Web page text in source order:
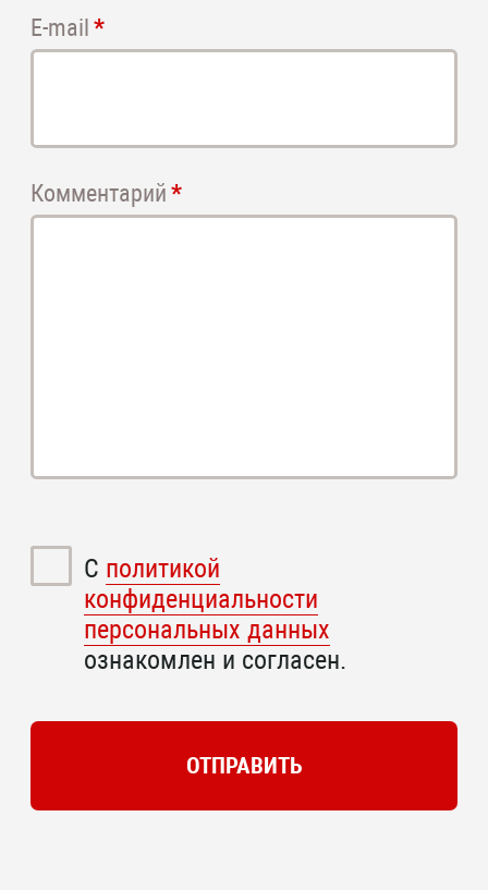
E-mail
Комментарий
С политикой
конфиденциальности
персональных данных
ознакомлен и согласен.
ОТПРАВИТЬ